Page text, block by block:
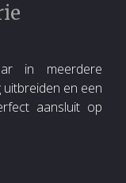
in meerdere
en een
aansluit op